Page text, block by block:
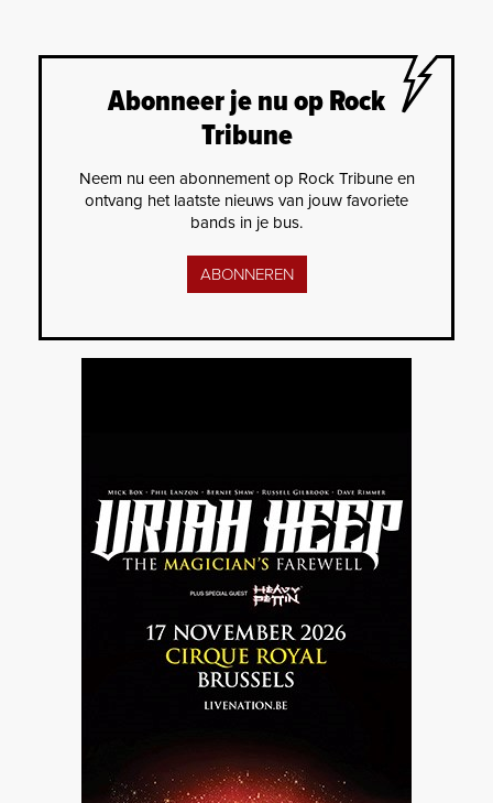
Abonneer je nu op Rock
Tribune
Neem nu een abonnement op Rock Tribune en
ontvang het laatste nieuws van jouw favoriete
bands in je bus.
ABONNEREN